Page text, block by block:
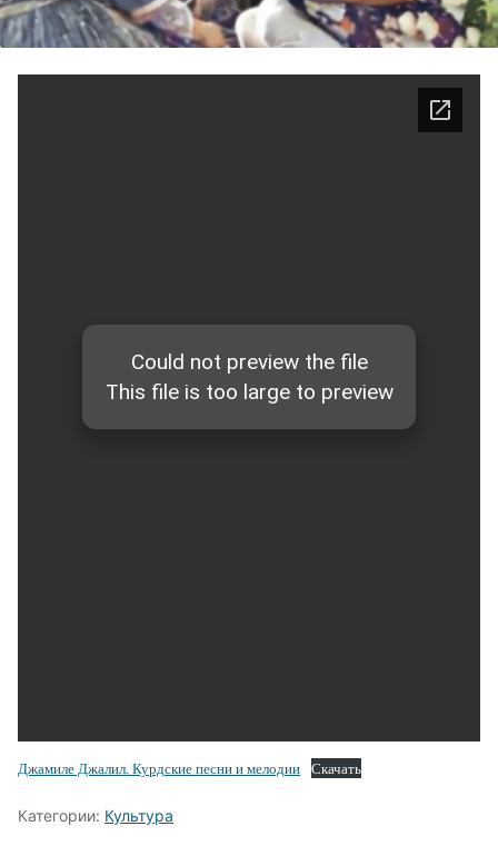
Джамиле Джалил. Курдские песни и мелодии Скачать
Категории: Культура